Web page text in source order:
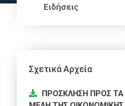
Ειδήσεις
Σχετικά Αρχεία
ΠΡΟΣΚΛΗΣΗ ΠΡΟΣ ΤΑ